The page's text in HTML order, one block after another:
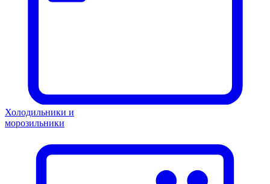
Холодильники и
морозильники